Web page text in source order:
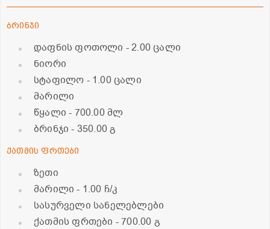
ბრინჯი
დაფნის ფოთოლი - 2.00 ცალი
ნიორი
სტაფილო - 1.00 ცალი
მარილი
წყალი- 700.00 მლ
ბრინჯი- 350.00 გ
ქათმის ფრთები
ზეთი
მარილი- 1.00 ჩ/კ
სასურველი სანელებლები
ქათმის ფრთები - 700.00 გ